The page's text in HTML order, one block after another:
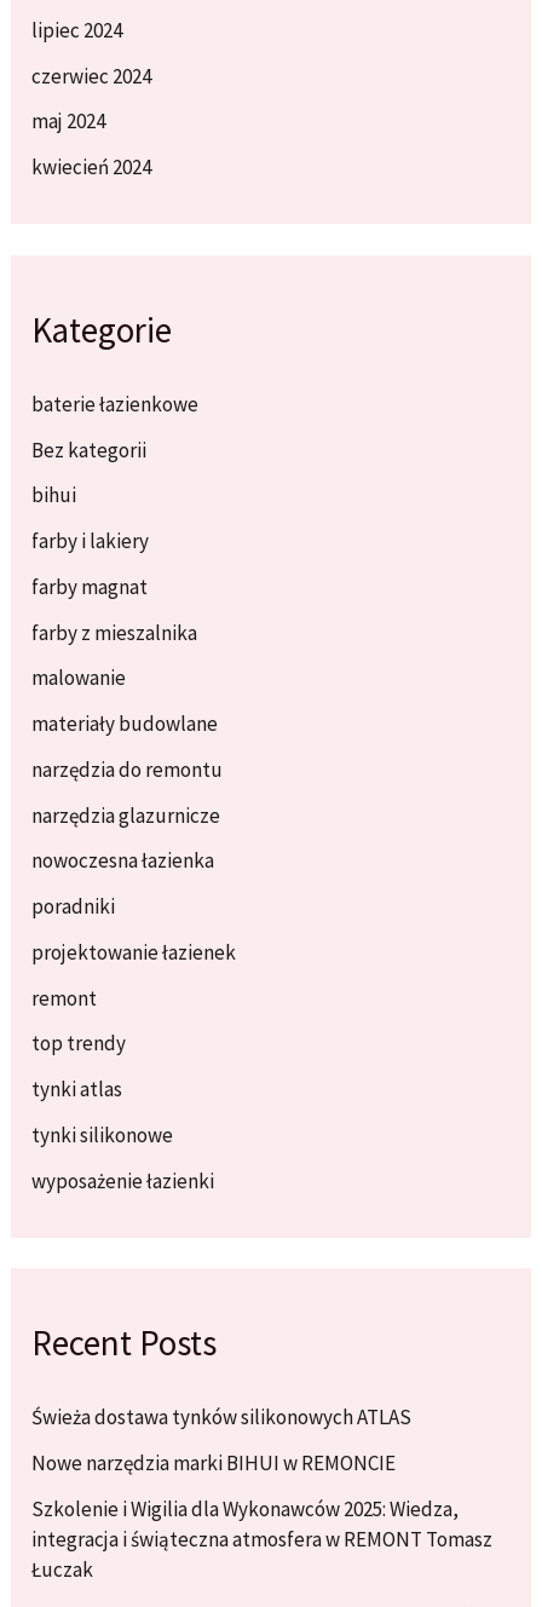
lipiec 2024
czerwiec 2024
maj 2024
kwiecień 2024
Kategorie
baterie łazienkowe
Bez kategorii
bihui
farby i lakiery
farby magnat
farby z mieszalnika
malowanie
materiały budowlane
narzędzia do remontu
narzędzia glazurnicze
nowoczesna łazienka
poradniki
projektowanie łazienek
remont
top trendy
tynki atlas
tynki silikonowe
wyposażenie łazienki
Recent Posts
Świeża dostawa tynków silikonowych ATLAS
Nowe narzędzia marki BIHUI w REMONCIE
Szkolenie i Wigilia dla Wykonawców 2025: Wiedza,
integracja i świąteczna atmosfera w REMONT Tomasz
Łuczak